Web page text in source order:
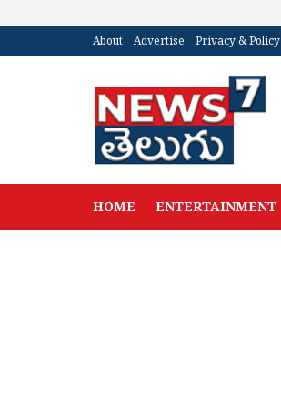
About Advertise Privacy & Policy
HOME ENTERTAINMENT